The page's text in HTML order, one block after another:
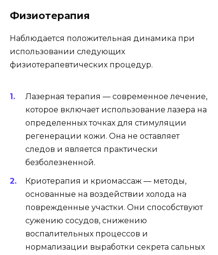
Физиотерапия
Наблюдается положительная динамика при
использовании следующих
физиотерапевтических процедур.
Лазерная терапия — современное лечение,
которое включает использование лазера на
определенных точках для стимуляции
регенерации кожи. Она не оставляет
следов и является практически
безболезненной.
Криотерапия и криомассаж — методы,
основанные на воздействии холода на
поврежденные участки. Они способствуют
сужению сосудов, снижению
воспалительных процессов и
нормализации выработки секрета сальных